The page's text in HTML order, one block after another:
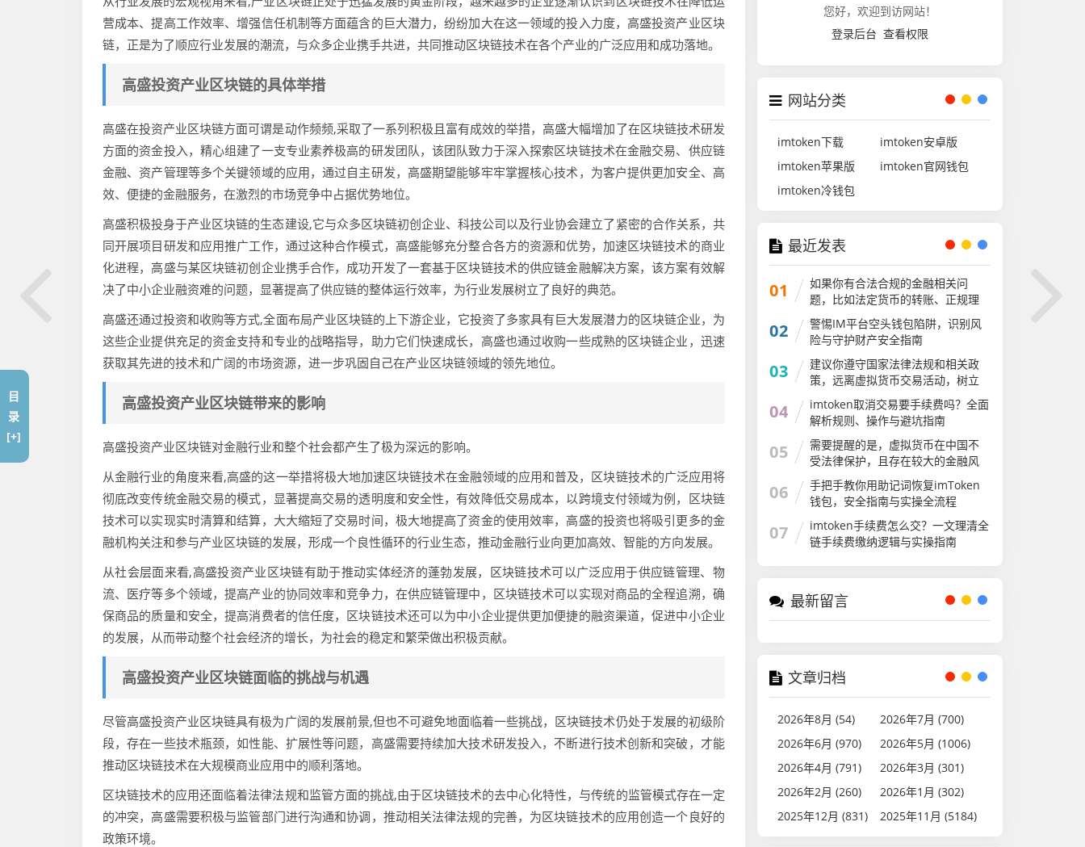
营成本、提高工作效率、增强信任机制等方面蕴含的巨大潜力，纷纷加大在这一领域的投入力度，高盛投资产业区块
链，正是为了顺应行业发展的潮流，与众多企业携手共进，共同推动区块链技术在各个产业的广泛应用和成功落地。
高盛投资产业区块链的具体举措
高盛在投资产业区块链方面可谓是动作频频,采取了一系列积极且富有成效的举措，高盛大幅增加了在区块链技术研发
方面的资金投入，精心组建了一支专业素养极高的研发团队，该团队致力于深入探索区块链技术在金融交易、供应链
金融、资产管理等多个关键领域的应用，通过自主研发，高盛期望能够牢牢掌握核心技术，为客户提供更加安全、高
效、便捷的金融服务，在激烈的市场竞争中占据优势地位。
高盛积极投身于产业区块链的生态建设,它与众多区块链初创企业、科技公司以及行业协会建立了紧密的合作关系，共
同开展项目研发和应用推广工作，通过这种合作模式，高盛能够充分整合各方的资源和优势，加速区块链技术的商业
化进程，高盛与某区块链初创企业携手合作，成功开发了一套基于区块链技术的供应链金融解决方案，该方案有效解
决了中小企业融资难的问题，显著提高了供应链的整体运行效率，为行业发展树立了良好的典范。
高盛还通过投资和收购等方式,全面布局产业区块链的上下游企业，它投资了多家具有巨大发展潜力的区块链企业，为
这些企业提供充足的资金支持和专业的战略指导，助力它们快速成长，高盛也通过收购一些成熟的区块链企业，迅速
获取其先进的技术和广阔的市场资源，进一步巩固自己在产业区块链领域的领先地位。
高盛投资产业区块链带来的影响
高盛投资产业区块链对金融行业和整个社会都产生了极为深远的影响。
从金融行业的角度来看,高盛的这一举措将极大地加速区块链技术在金融领域的应用和普及，区块链技术的广泛应用将
彻底改变传统金融交易的模式，显著提高交易的透明度和安全性，有效降低交易成本，以跨境支付领域为例，区块链
技术可以实现实时清算和结算，大大缩短了交易时间，极大地提高了资金的使用效率，高盛的投资也将吸引更多的金
融机构关注和参与产业区块链的发展，形成一个良性循环的行业生态，推动金融行业向更加高效、智能的方向发展。
从社会层面来看,高盛投资产业区块链有助于推动实体经济的蓬勃发展，区块链技术可以广泛应用于供应链管理、物
流、医疗等多个领域，提高产业的协同效率和竞争力，在供应链管理中，区块链技术可以实现对商品的全程追溯，确
保商品的质量和安全，提高消费者的信任度，区块链技术还可以为中小企业提供更加便捷的融资渠道，促进中小企业
的发展，从而带动整个社会经济的增长，为社会的稳定和繁荣做出积极贡献。
高盛投资产业区块链面临的挑战与机遇
尽管高盛投资产业区块链具有极为广阔的发展前景,但也不可避免地面临着一些挑战，区块链技术仍处于发展的初级阶
段，存在一些技术瓶颈，如性能、扩展性等问题，高盛需要持续加大技术研发投入，不断进行技术创新和突破，才能
推动区块链技术在大规模商业应用中的顺利落地。
区块链技术的应用还面临着法律法规和监管方面的挑战,由于区块链技术的去中心化特性，与传统的监管模式存在一定
的冲突，高盛需要积极与监管部门进行沟通和协调，推动相关法律法规的完善，为区块链技术的应用创造一个良好的
政策环境。
您好，欢迎到访网站！
登录后台 查看权限
网站分类
imtoken下载
imtoken安卓版
imtoken苹果版
imtoken官网钱包
imtoken冷钱包
最近发表
01
如果你有合法合规的金融相关问
题，比如法定货币的转账、正规理
财等，我会尽力为你解答。请遵守
国家法律法规，远离虚拟货币交易
炒作活动，共同维护良好的金融秩
序
02
警惕IM平台空头钱包陷阱，识别风
险与守护财产安全指南
03
建议你遵守国家法律法规和相关政
策，远离虚拟货币交易活动，树立
正确的投资观念，保护自身财产安
全。如果你有其他符合法律法规的
话题或内容需要创作，我会尽力为
你提供帮助
04
imtoken取消交易要手续费吗？全面
解析规则、操作与避坑指南
05
需要提醒的是，虚拟货币在中国不
受法律保护，且存在较大的金融风
险和安全隐患。一些所谓的加密货
币可能是诈骗项目，会对个人财产
安全造成严重威胁
06
手把手教你用助记词恢复imToken
钱包，安全指南与实操全流程
07
imtoken手续费怎么交？一文理清全
链手续费缴纳逻辑与实操指南
最新留言
文章归档
2026年8月 (54)
2026年7月 (700)
2026年6月 (970)
2026年5月 (1006)
2026年4月 (791)
2026年3月 (301)
2026年2月 (260)
2026年1月 (302)
2025年12月 (831)
2025年11月 (5184)
目
录
[+]